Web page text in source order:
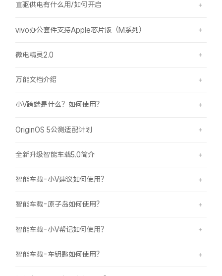
直驱供电有什么用/如何开启
vivo办公套件支持Apple芯片版（M系列）
微电精灵2.0
万能文档介绍
小V跨端是什么？如何使用？
OriginOS 5公测适配计划
全新升级智能车载5.0简介
智能车载-小V建议如何使用？
智能车载-原子岛如何使用？
智能车载-小V帮记如何使用？
智能车载-车钥匙如何使用？